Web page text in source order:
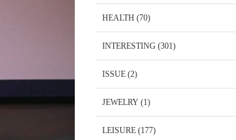
HEALTH (70)
INTERESTING (301)
ISSUE(2)
JEWELRY(1)
LEISURE(177)